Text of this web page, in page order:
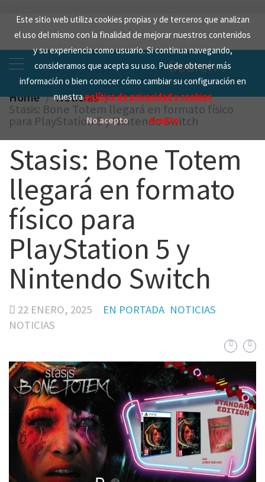
Este sitio web utiliza cookies propias y de terceros que analizan
el uso del mismo con la finalidad de mejorar nuestros contenidos
y su experiencia como usuario. Si continua navegando,
consideramos que acepta su uso. Puede obtener más
información o bien conocer cómo cambiar su configuración en
nuestrapolítica de privacidad y cookies
No acepto Acepto
content
Search
for:
Home Noticias
Stasis: Bone Totem llegará en formato físico
para PlayStation 5 y Nintendo Switch
Stasis: Bone Totem
llegará en formato
físico para
PlayStation 5 y
Nintendo Switch
22 ENERO, 2025 EN PORTADA NOTICIAS
NOTICIAS